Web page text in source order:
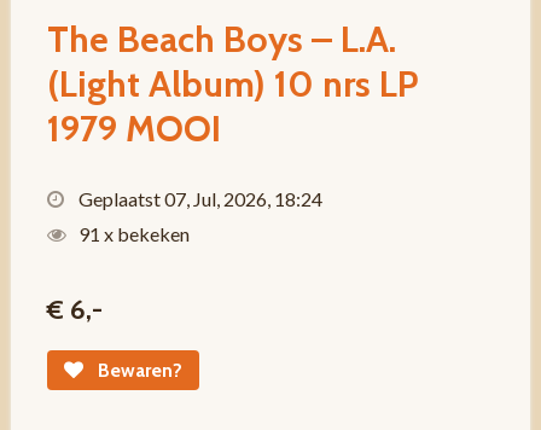
The Beach Boys – L.A.
(Light Album) 10 nrs LP
1979 MOOI
Geplaatst 07, Jul, 2026, 18:24
91 x bekeken
€ 6,-
Bewaren?